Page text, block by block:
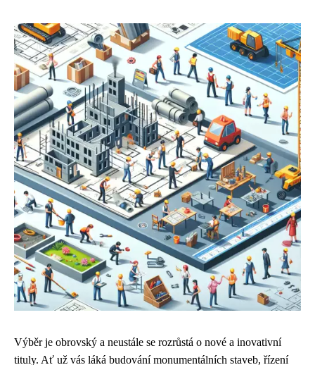
Výběr je obrovský a neustále se rozrůstá o nové a inovativní
tituly. Ať už vás láká budování monumentálních staveb, řízení